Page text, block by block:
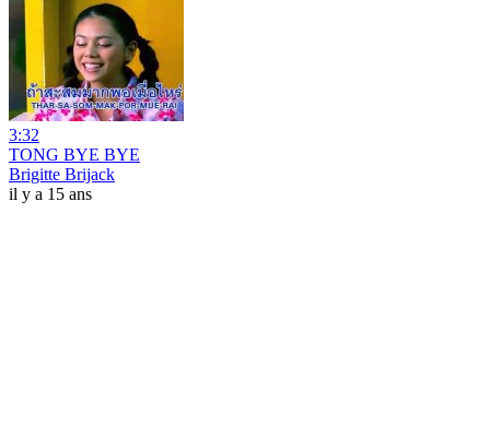
3:32
TONG BYE BYE
Brigitte Brijack
il y a 15 ans